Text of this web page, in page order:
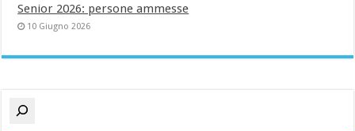
Senior 2026: persone ammesse
10 Giugno 2026
Cerca